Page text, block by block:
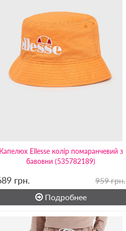
Капелюх Ellesse колір помаранчевий з
бавовни (535782189)
грн.
959 грн.
Подробнее